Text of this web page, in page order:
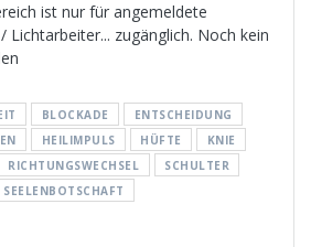
ist nur für angemeldete
Lichtarbeiter... zugänglich. Noch kein
BLOCKADE
ENTSCHEIDUNG
HEILIMPULS HÜFTE
KNIE
RICHTUNGSWECHSEL
SCHULTER
SEELENBOTSCHAFT